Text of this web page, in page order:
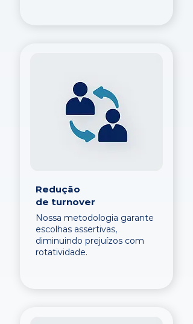
Redução
de turnover
Nossa metodologia garante
escolhas assertivas,
diminuindo prejuízos com
rotatividade.